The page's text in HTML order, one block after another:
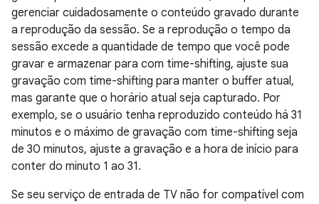
gerenciar cuidadosamente o conteúdo gravado durante
a reprodução da sessão. Se a reprodução o tempo da
sessão excede a quantidade de tempo que você pode
gravar e armazenar para com time-shifting, ajuste sua
gravação com time-shifting para manter o buffer atual,
mas garante que o horário atual seja capturado. Por
exemplo, se o usuário tenha reproduzido conteúdo há 31
minutos e o máximo de gravação com time-shifting seja
de 30 minutos, ajuste a gravação e a hora de início para
conter do minuto 1 ao 31.
Se seu serviço de entrada de TV não for compatível com